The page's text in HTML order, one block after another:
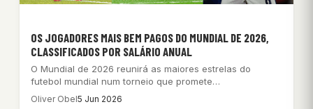
OS JOGADORES MAIS BEM PAGOS DO MUNDIAL DE 2026,
CLASSIFICADOS POR SALÁRIO ANUAL
O Mundial de 2026 reunirá as maiores estrelas do
futebol mundial num torneio que promete…
Oliver Obel5 Jun 2026